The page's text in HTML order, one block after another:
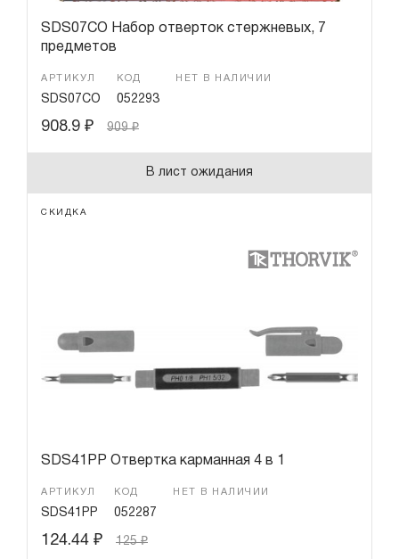
SDS07CO Набор отверток стержневых, 7
предметов
АРТИКУЛ
SDS07CO
КОД
052293
НЕТ В НАЛИЧИИ
908.9 ₽ 909₽
В лист ожидания
СКИДКА
SDS41PP Отвертка карманная 4 в 1
АРТИКУЛ
SDS41PP
КОД
052287
НЕТ В НАЛИЧИИ
124.44 ₽ 125₽